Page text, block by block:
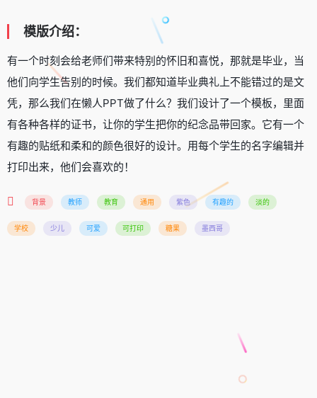
模版介绍：
有一个时刻会给老师们带来特别的怀旧和喜悦，那就是毕业，当
他们向学生告别的时候。我们都知道毕业典礼上不能错过的是文
凭，那么我们在懒人PPT做了什么？我们设计了一个模板，里面
有各种各样的证书，让你的学生把你的纪念品带回家。它有一个
有趣的贴纸和柔和的颜色很好的设计。用每个学生的名字编辑并
打印出来，他们会喜欢的！
背景 教师 教育 通用 紫色 有趣的 淡的
学校 少儿 可爱 可打印 糖果 墨西哥